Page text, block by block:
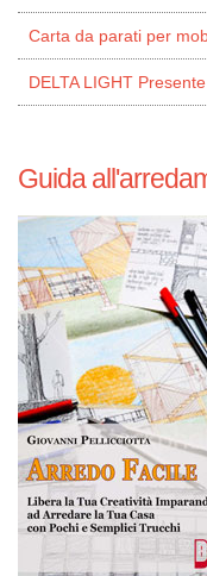
Carta da parati per
DELTA LIGHT
Guida